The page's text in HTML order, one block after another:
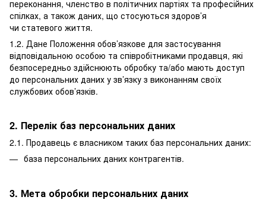
переконання, членство в політичних партіях та професійних
спілках, а також даних, що стосуються здоров’я
чи статевого життя.
1.2. Дане Положення обов’язкове для застосування
відповідальною особою та співробітниками продавця, які
безпосередньо здійснюють обробку та/або мають доступ
до персональних даних у зв’язку з виконанням своїх
службових обов’язків.
2. Перелік баз персональних даних
2.1. Продавець є власником таких баз персональних даних:
база персональних даних контрагентів.
3. Мета обробки персональних даних